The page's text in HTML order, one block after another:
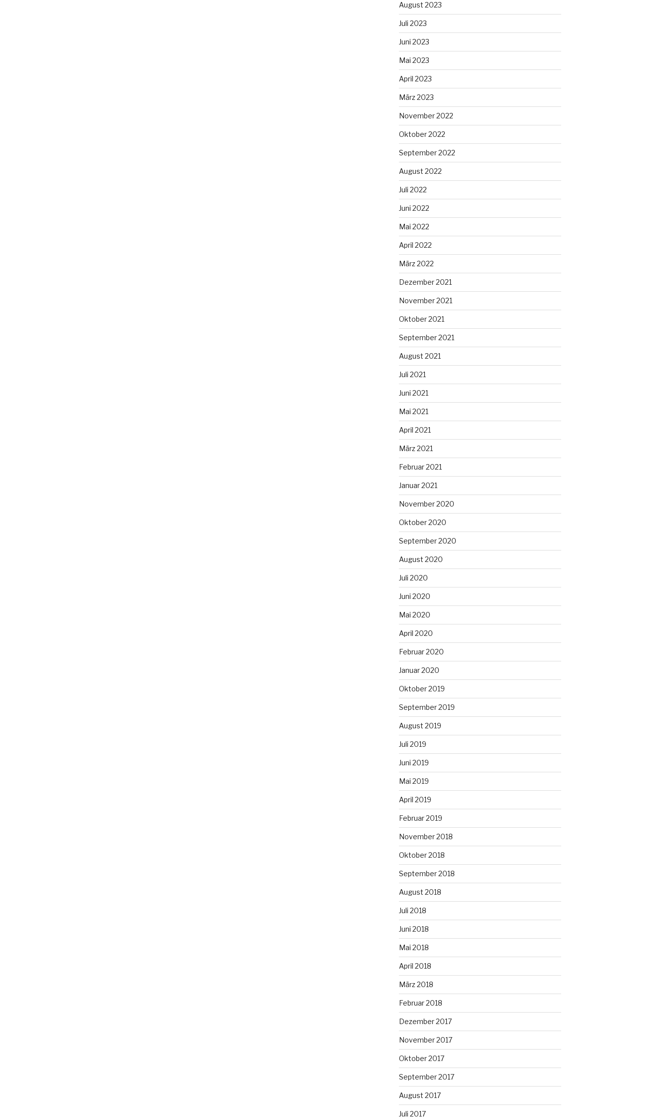
August 2023
Juli 2023
Juni 2023
Mai 2023
April 2023
März 2023
November 2022
Oktober 2022
September 2022
August 2022
Juli 2022
Juni 2022
Mai 2022
April 2022
März 2022
Dezember 2021
November 2021
Oktober 2021
September 2021
August 2021
Juli 2021
Juni 2021
Mai 2021
April 2021
März 2021
Februar 2021
Januar 2021
November 2020
Oktober 2020
September 2020
August 2020
Juli 2020
Juni 2020
Mai 2020
April 2020
Februar 2020
Januar 2020
Oktober 2019
September 2019
August 2019
Juli 2019
Juni 2019
Mai 2019
April 2019
Februar 2019
November 2018
Oktober 2018
September 2018
August 2018
Juli 2018
Juni 2018
Mai 2018
April 2018
März 2018
Februar 2018
Dezember 2017
November 2017
Oktober 2017
September 2017
August 2017
Juli 2017